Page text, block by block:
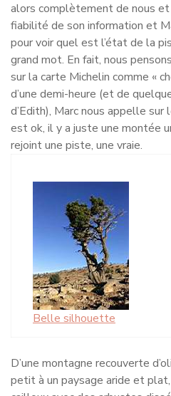
alors complètement de nous
fiabilité de son information et
pour voir quel est l’état de la
grand mot. En fait, nous
sur la carte Michelin comme «
d’une demi-heure (et de
d’Edith), Marc nous appelle
est ok, il y a juste une montée
rejoint une piste, une vraie.
Belle silhouette
D’une montagne recouverte
petit à un paysage aride et